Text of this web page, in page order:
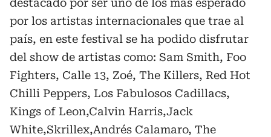
destacado por ser uno de los más esperado
por los artistas internacionales que trae al
país, en este festival se ha podido disfrutar
del show de artistas como: Sam Smith, Foo
Fighters, Calle 13, Zoé, The Killers, Red Hot
Chilli Peppers, Los Fabulosos Cadillacs,
Kings of Leon,Calvin Harris,Jack
White,Skrillex,Andrés Calamaro, The